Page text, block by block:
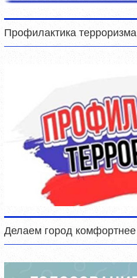
Профилактика терроризма
Делаем город комфортнее